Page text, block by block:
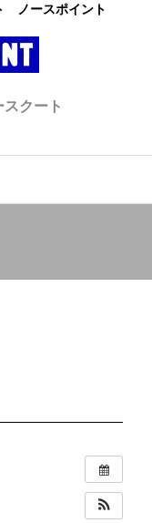
ノースポイント
ント
クート